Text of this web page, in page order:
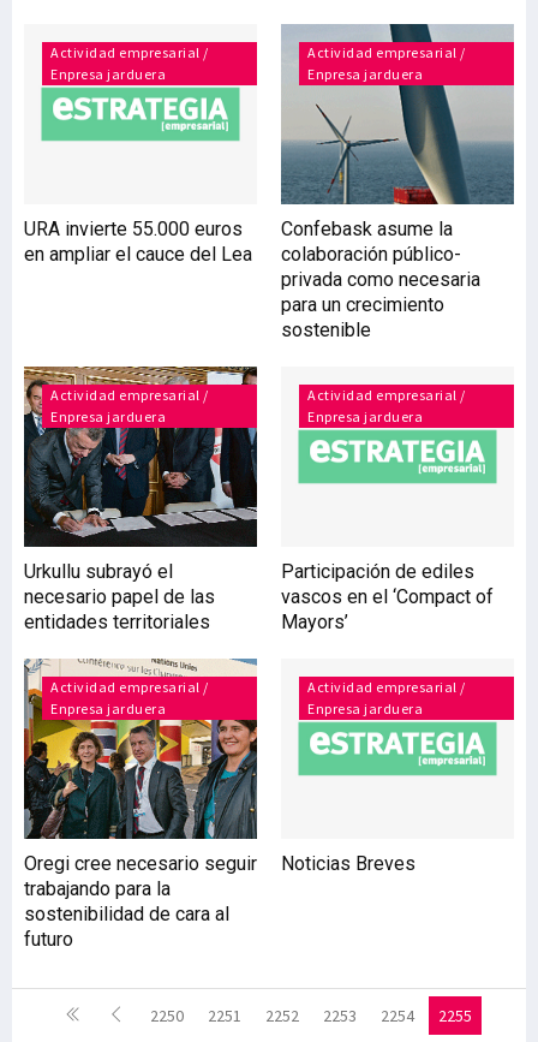
incrementan el flujo de
caja positivo de la
compañía en 500 millones
de euros en el periodo
2015-2017, reducen sus
necesidades de inversión y
generan mayores sinergias
y eficiencias en las
operaciones. Esta
operación se enmarca en
los objetivos del Plan
Estratégico 2016-2020 de
Repsol. De otro lado,
Actividad empresarial /
Enpresa jarduera
URA invierte 55.000 euros
en ampliar el cauce del Lea
Actividad empresarial /
Enpresa jarduera
Confebask asume la
colaboración público-
privada como necesaria
para un crecimiento
sostenible
Actividad empresarial /
Enpresa jarduera
Urkullu subrayó el
necesario papel de las
entidades territoriales
Actividad empresarial /
Enpresa jarduera
Participación de ediles
vascos en el ‘Compact of
Mayors’
Actividad empresarial /
Enpresa jarduera
Oregi cree necesario seguir
trabajando para la
sostenibilidad de cara al
futuro
Actividad empresarial /
Enpresa jarduera
Noticias Breves
2250 2251 2252 2253 2254
2255